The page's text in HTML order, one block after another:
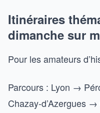
Itinéraires
dimanche sur
Pour les amateurs
Parcours : Lyon →
Chazay-d’Azergues